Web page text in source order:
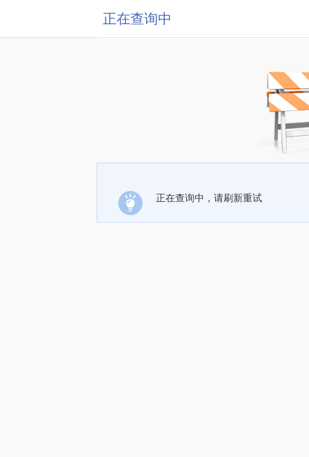
正在查询中
正在查询中，请刷新重试